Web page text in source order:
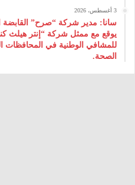
3 أغسطس، 2026
سانا: مدير شركة “صرح” القابضة
يوقع مع ممثل شركة “إنتر هيلث
للمشافي الوطنية في المحافظات
الصحة.